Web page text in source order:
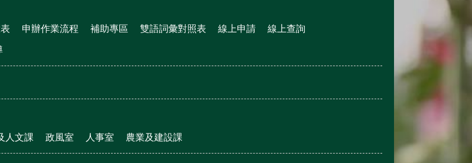
申辦作業流程 補助專區 雙語詞彙對照表 線上申請 線上查詢
人文課 政風室 人事室 農業及建設課